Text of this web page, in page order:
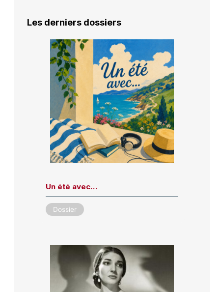
Les derniers dossiers
Un été avec…
Dossier